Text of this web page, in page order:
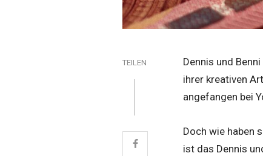
TEILEN
Dennis und
ihrer kreativen
angefangen bei
Doch wie haben
ist das Dennis